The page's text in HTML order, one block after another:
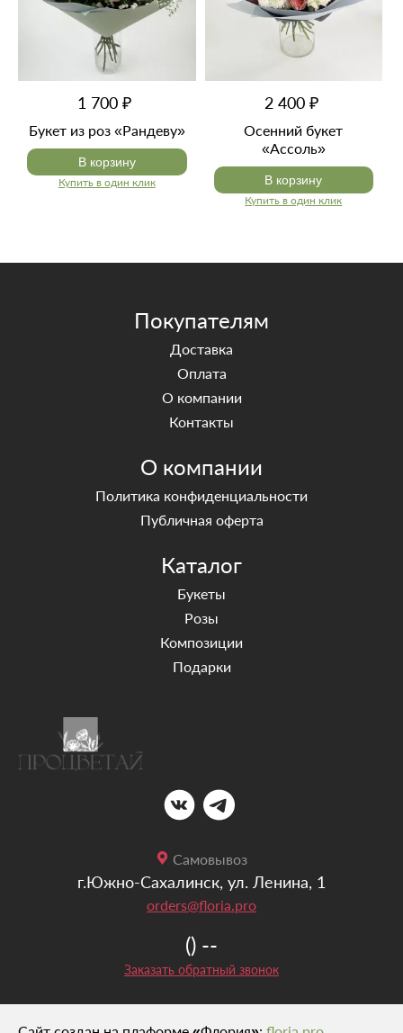
1 700 ₽
Букет из роз «Рандеву»
Купить в один клик
В корзину
2 400 ₽
Осенний букет
«Ассоль»
Купить в один клик
В корзину
Самовывоз
г.Южно-Сахалинск, ул. Ленина, 1
orders@floria.pro
() --
Заказать обратный звонок
Каталог
Букеты
Розы
Композиции
Подарки
Покупателям
Доставка
Оплата
О компании
Контакты
О компании
Политика конфиденциальности
Публичная оферта